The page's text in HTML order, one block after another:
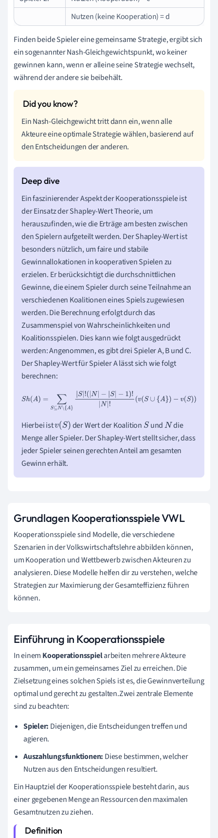
Nutzen (keine Kooperation) = d
Finden beide Spieler eine gemeinsame Strategie, ergibt sich
ein sogenannter Nash-Gleichgewichtspunkt, wo keiner
gewinnen kann, wenn er alleine seine Strategie wechselt,
während der andere sie beibehält.
Ein Nash-Gleichgewicht tritt dann ein, wenn alle
Akteure eine optimale Strategie wählen, basierend auf
den Entscheidungen der anderen.
Ein faszinierender Aspekt der Kooperationsspiele ist
der Einsatz der Shapley-Wert Theorie, um
herauszufinden, wie die Erträge am besten zwischen
den Spielern aufgeteilt werden. Der Shapley-Wert ist
besonders nützlich, um faire und stabile
Gewinnallokationen in kooperativen Spielen zu
erzielen. Er berücksichtigt die durchschnittlichen
Gewinne, die einem Spieler durch seine Teilnahme an
verschiedenen Koalitionen eines Spiels zugewiesen
werden. Die Berechnung erfolgt durch das
Zusammenspiel von Wahrscheinlichkeiten und
Koalitionsspielen. Dies kann wie folgt ausgedrückt
werden: Angenommen, es gibt drei Spieler A, B und C.
Der Shapley-Wert für Spieler A lässt sich wie folgt
berechnen:
Sh( A)= S⊆N ∖{A}|S|!(|N|−|S|−1)!|N|!(v(S ∪{A})− v( S))
Hierbei istv(S) der Wert der Koalition S undN die
Menge aller Spieler. Der Shapley-Wert stellt sicher, dass
jeder Spieler seinen gerechten Anteil am gesamten
Gewinn erhält.
Grundlagen Kooperationsspiele VWL
Kooperationsspiele sind Modelle, die verschiedene
Szenarien in der Volkswirtschaftslehre abbilden können,
um Kooperation und Wettbewerb zwischen Akteuren zu
analysieren. Diese Modelle helfen dir zu verstehen, welche
Strategien zur Maximierung der Gesamteffizienz führen
können.
Einführung in Kooperationsspiele
In einem Kooperationsspielarbeiten mehrere Akteure
zusammen, um ein gemeinsames Ziel zu erreichen. Die
Zielsetzung eines solchen Spiels ist es, die Gewinnverteilung
optimal und gerecht zu gestalten.Zwei zentrale Elemente
sind zu beachten:
Spieler: Diejenigen, die Entscheidungen treffen und
agieren.
Auszahlungsfunktionen: Diese bestimmen, welcher
Nutzen aus den Entscheidungen resultiert.
Ein Hauptziel der Kooperationsspiele besteht darin, aus
einer gegebenen Menge an Ressourcen den maximalen
Gesamtnutzen zu ziehen.